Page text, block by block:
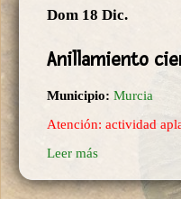
Dom 18 Dic.
Anillamiento
Municipio: Murcia
Atención: actividad
Leer más